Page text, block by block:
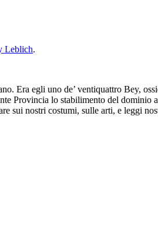
Leblich.
Era egli uno de’ ventiquattro Bey,
Provincia lo stabilimento del dominio
sui nostri costumi, sulle arti, e leggi